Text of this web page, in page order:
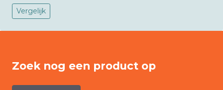
Vergelijk
Zoek nog een product op